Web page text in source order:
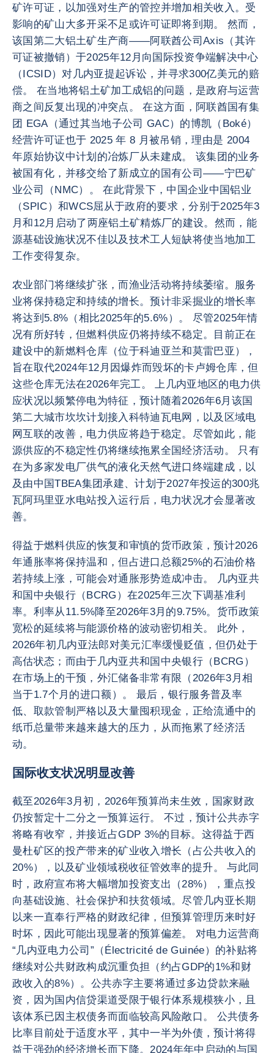
矿许可证，以加强对生产的管控并增加相关收入。受
影响的矿山大多开采不足或许可证即将到期。 然而，
该国第二大铝土矿生产商——阿联酋公司Axis（其许
可证被撤销）于2025年12月向国际投资争端解决中心
（ICSID）对几内亚提起诉讼，并寻求300亿美元的赔
偿。 在当地将铝土矿加工成铝的问题，是政府与运营
商之间反复出现的冲突点。 在这方面，阿联酋国有集
团 EGA（通过其当地子公司 GAC）的博凯（Boké）
经营许可证也于 2025 年 8 月被吊销，理由是 2004
年原始协议中计划的冶炼厂从未建成。 该集团的业务
被国有化，并移交给了新成立的国有公司——宁巴矿
业公司（NMC）。 在此背景下，中国企业中国铝业
（SPIC）和WCS屈从于政府的要求，分别于2025年3
月和12月启动了两座铝土矿精炼厂的建设。然而，能
源基础设施状况不佳以及技术工人短缺将使当地加工
工作变得复杂。
农业部门将继续扩张，而渔业活动将持续萎缩。服务
业将保持稳定和持续的增长。预计非采掘业的增长率
将达到5.8%（相比2025年的5.6%）。 尽管2025年情
况有所好转，但燃料供应仍将持续不稳定。目前正在
建设中的新燃料仓库（位于科迪亚兰和莫雷巴亚），
旨在取代2024年12月因爆炸而毁坏的卡卢姆仓库，但
这些仓库无法在2026年完工。 上几内亚地区的电力供
应状况以频繁停电为特征，预计随着2026年6月该国
第二大城市坎坎计划接入科特迪瓦电网，以及区域电
网互联的改善，电力供应将趋于稳定。尽管如此，能
源供应的不稳定性仍将继续拖累全国经济活动。 只有
在为多家发电厂供气的液化天然气进口终端建成，以
及由中国TBEA集团承建、计划于2027年投运的300兆
瓦阿玛里亚水电站投入运行后，电力状况才会显著改
善。
得益于燃料供应的恢复和审慎的货币政策，预计2026
年通胀率将保持温和，但占进口总额25%的石油价格
若持续上涨，可能会对通胀形势造成冲击。 几内亚共
和国中央银行（BCRG）在2025年三次下调基准利
率。利率从11.5%降至2026年3月的9.75%。货币政策
宽松的延续将与能源价格的波动密切相关。 此外，
2026年初几内亚法郎对美元汇率缓慢贬值，但仍处于
高估状态；而由于几内亚共和国中央银行（BCRG）
在市场上的干预，外汇储备非常有限（2026年3月相
当于1.7个月的进口额）。 最后，银行服务普及率
低、取款管制严格以及大量囤积现金，正给流通中的
纸币总量带来越来越大的压力，从而拖累了经济活
动。
国际收支状况明显改善
截至2026年3月初，2026年预算尚未生效，国家财政
仍按暂定十二分之一预算运行。 不过，预计公共赤字
将略有收窄，并接近占GDP 3%的目标。这得益于西
曼杜矿区的投产带来的矿业收入增长（占公共收入的
20%），以及矿业领域税收征管效率的提升。 与此同
时，政府宣布将大幅增加投资支出（28%），重点投
向基础设施、社会保护和扶贫领域。尽管几内亚长期
以来一直奉行严格的财政纪律，但预算管理历来时好
时坏，因此可能出现显著的预算偏差。 对电力运营商
“几内亚电力公司”（Électricité de Guinée）的补贴将
继续对公共财政构成沉重负担（约占GDP的1%和财
政收入的8%）。公共赤字主要将通过多边贷款来融
资，因为国内信贷渠道受限于银行体系规模狭小，且
该体系已因主权债务而面临较高风险敞口。 公共债务
比率目前处于适度水平，其中一半为外债，预计将得
益于强劲的经济增长而下降。2024年年中启动的与国